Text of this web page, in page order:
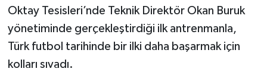
Oktay Tesisleri’nde Teknik Direktör Okan Buruk
yönetiminde gerçekleştirdiği ilk antrenmanla,
Türk futbol tarihinde bir ilki daha başarmak için
kolları sıvadı.